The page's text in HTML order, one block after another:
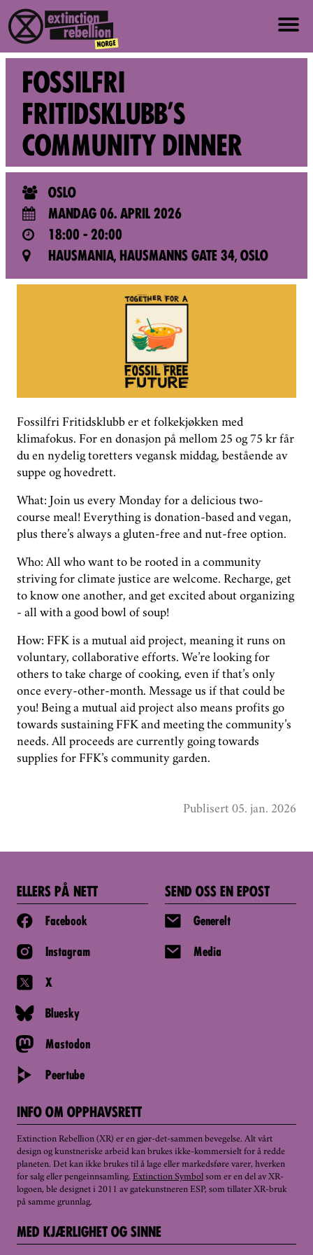
OM OSS
OM XR NORGE
VERDIER OG PRINSIPPER
BLI MED
NYHETER
PRESSE
ENGELSK
FOSSILFRI
FRITIDSKLUBB'S
COMMUNITY DINNER
OSLO
MANDAG 06. APRIL 2026
18:00 - 20:00
HAUSMANIA, HAUSMANNS GATE 34, OSLO
Fossilfri Fritidsklubb er et folkekjøkken med
klimafokus. For en donasjon på mellom 25 og 75 kr får
du en nydelig toretters vegansk middag, bestående av
suppe og hovedrett.
What: Join us every Monday for a delicious two-
course meal! Everything is donation-based and vegan,
plus there’s always a gluten-free and nut-free option.
Who: All who want to be rooted in a community
striving for climate justice are welcome. Recharge, get
to know one another, and get excited about organizing
- all with a good bowl of soup!
How: FFK is a mutual aid project, meaning it runs on
voluntary, collaborative efforts. We’re looking for
others to take charge of cooking, even if that’s only
once every-other-month. Message us if that could be
you! Being a mutual aid project also means profits go
towards sustaining FFK and meeting the community’s
needs. All proceeds are currently going towards
supplies for FFK’s community garden.
Publisert 05. jan. 2026
ELLERS PÅ NETT
Facebook
Instagram
X
Bluesky
Mastodon
Peertube
SEND OSS EN EPOST
Generelt
Media
INFO OM OPPHAVSRETT
Extinction Rebellion (XR) er en gjør-det-sammen bevegelse. Alt vårt
design og kunstneriske arbeid kan brukes ikke-kommersielt for å redde
planeten. Det kan ikke brukes til å lage eller markedsføre varer, hverken
for salg eller pengeinnsamling. Extinction Symbol som er en del av XR-
logoen, ble designet i 2011 av gatekunstneren ESP, som tillater XR-bruk
på samme grunnlag.
MED KJÆRLIGHET OG SINNE